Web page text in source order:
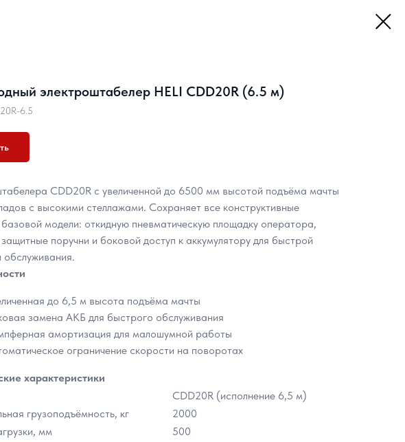
электроштабелер HELI CDD20R (6.5 м)
6.5
CDD20R с увеличенной до 6500 мм высотой подъёма мачты
с высокими стеллажами. Сохраняет все конструктивные
модели: откидную пневматическую площадку оператора,
поручни и боковой доступ к аккумулятору для быстрой
до 6,5 м высота подъёма мачты
замена АКБ для быстрого обслуживания
амортизация для малошумной работы
ограничение скорости на поворотах
характеристики
CDD20R (исполнение 6,5 м)
грузоподъёмность, кг
2000
мм
500